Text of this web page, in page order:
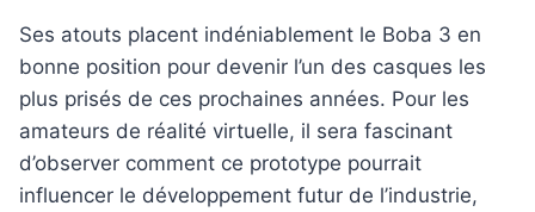
Ses atouts placent indéniablement le Boba 3 en
bonne position pour devenir l’un des casques les
plus prisés de ces prochaines années. Pour les
amateurs de réalité virtuelle, il sera fascinant
d’observer comment ce prototype pourrait
influencer le développement futur de l’industrie,